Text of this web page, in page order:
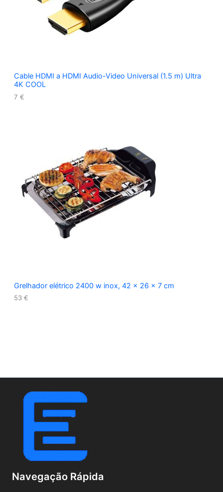
Cable HDMI a HDMI Audio-Video Universal (1.5 m) Ultra
4K COOL
7 €
Grelhador elétrico 2400 w inox, 42 x 26 x 7 cm
53 €
Navegação Rápida